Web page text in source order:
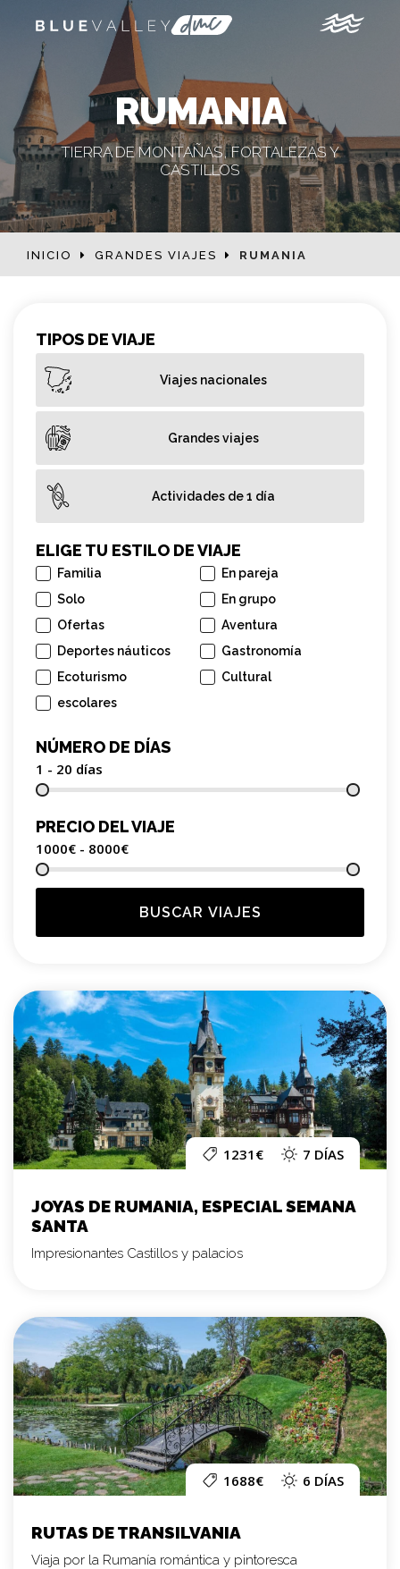
RUMANIA
TIERRA DE MONTAÑAS, FORTALEZAS Y
CASTILLOS
INICIO GRANDES VIAJES RUMANIA
TIPOS DE VIAJE
Viajes nacionales
Grandes viajes
Actividades de 1 día
ELIGE TU ESTILO DE VIAJE
Familia
En pareja
Solo
En grupo
Ofertas
Aventura
Deportes náuticos
Gastronomía
Ecoturismo
Cultural
escolares
NÚMERO DE DÍAS
1 - 20 días
PRECIO DEL VIAJE
1000€ - 8000€
BUSCAR VIAJES
1231€ 7 DÍAS
JOYAS DE RUMANIA, ESPECIAL SEMANA
SANTA
Impresionantes Castillos y palacios
1688€ 6 DÍAS
RUTAS DE TRANSILVANIA
Viaja por la Rumanía romántica y pintoresca